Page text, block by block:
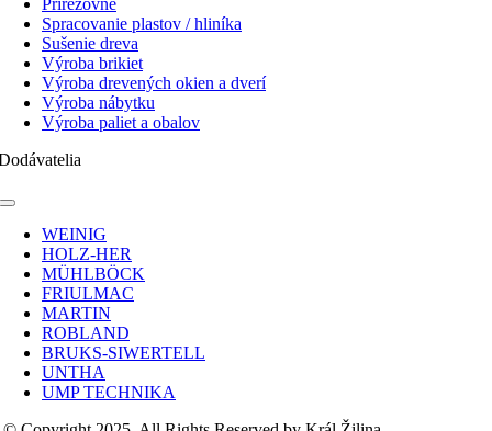
Prírezovne
Spracovanie plastov / hliníka
Sušenie dreva
Výroba brikiet
Výroba drevených okien a dverí
Výroba nábytku
Výroba paliet a obalov
Toggle
NavigationWEINIG
HOLZ-HER
MÜHLBÖCK
FRIULMAC
MARTIN
ROBLAND
BRUKS-SIWERTELL
UNTHA
UMP TECHNIKA